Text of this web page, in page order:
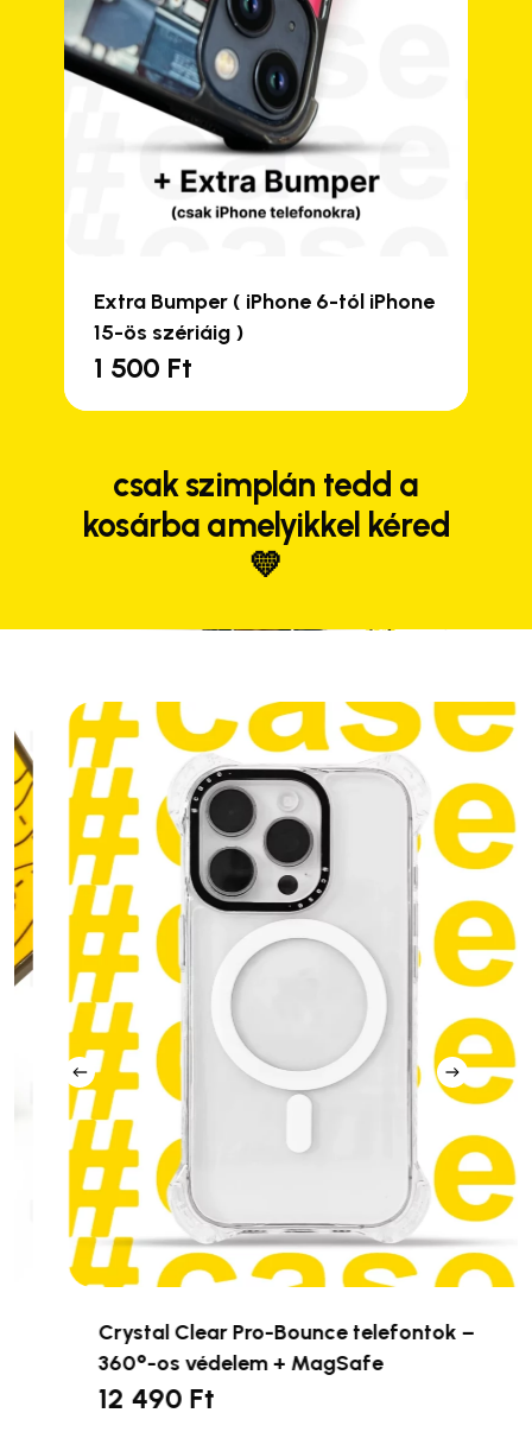
Extra Bumper ( iPhone 6-tól iPhone
15-ös szériáig )
1 500 Ft
csak szimplán tedd a
kosárba amelyikkel kéred
💛
Crystal Clear Pro-Bounce telefontok –
360°-os védelem + MagSafe
12 490Ft
Ennek
Close
Close